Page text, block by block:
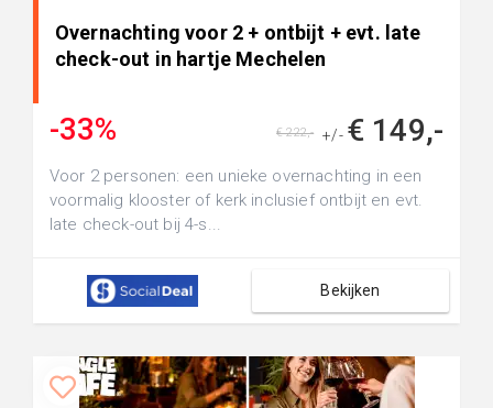
Overnachting voor 2 + ontbijt + evt. late
check-out in hartje Mechelen
-33% +/- € 149,-
€ 222,-
Voor 2 personen: een unieke overnachting in een
voormalig klooster of kerk inclusief ontbijt en evt.
late check-out bij 4-s...
Bekijken